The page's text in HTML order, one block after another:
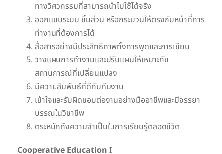
ทางวิศวกรรมที่สามารถนำไปใช้ได้จริง
ออกแบบระบบ ชิ้นส่วน หรือกระบวนให้ตรงกับหน้าที่การ
ทำงานที่ต้องการได้
สื่อสารอย่างมีประสิทธิภาพทั้งการพูดและการเขียน
วางแผนการทำงานและปรับแผนให้เหมาะกับ
สถานการณ์ที่เปลี่ยนแปลง
มีความสัมพันธ์ที่ดีกับทีมงาน
เข้าใจและรับผิดชอบต่องานอย่างมืออาชีพและมีจรรยา
บรรณในวิชาชีพ
ตระหนักถึงความจำเป็นในการเรียนรู้ตลอดชีวิต
Cooperative Education I